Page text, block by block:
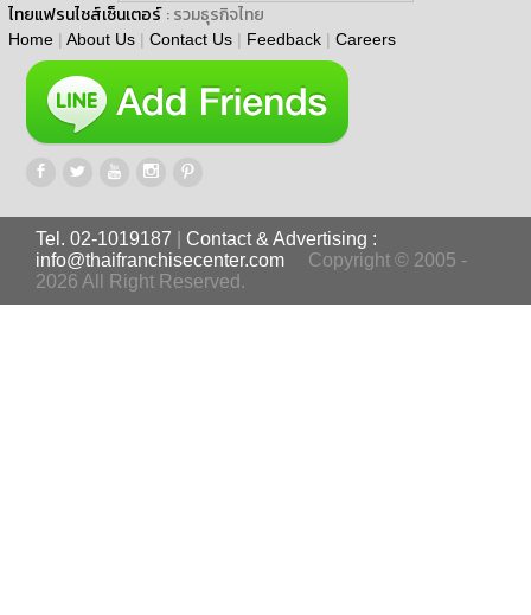
ไทยแฟรนไชส์เซ็นเตอร์ : รวมธุรกิจไทย
Home | About Us | Contact Us | Feedback | Careers
Tel. 02-1019187
Contact & Advertising :
info@thaifranchisecenter.com
Copyright © 2005 -
2026 All Right Reserved.